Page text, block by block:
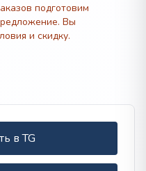
подготовим
Вы
и скидку.
в TG